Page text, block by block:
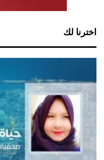
اخترنا لك